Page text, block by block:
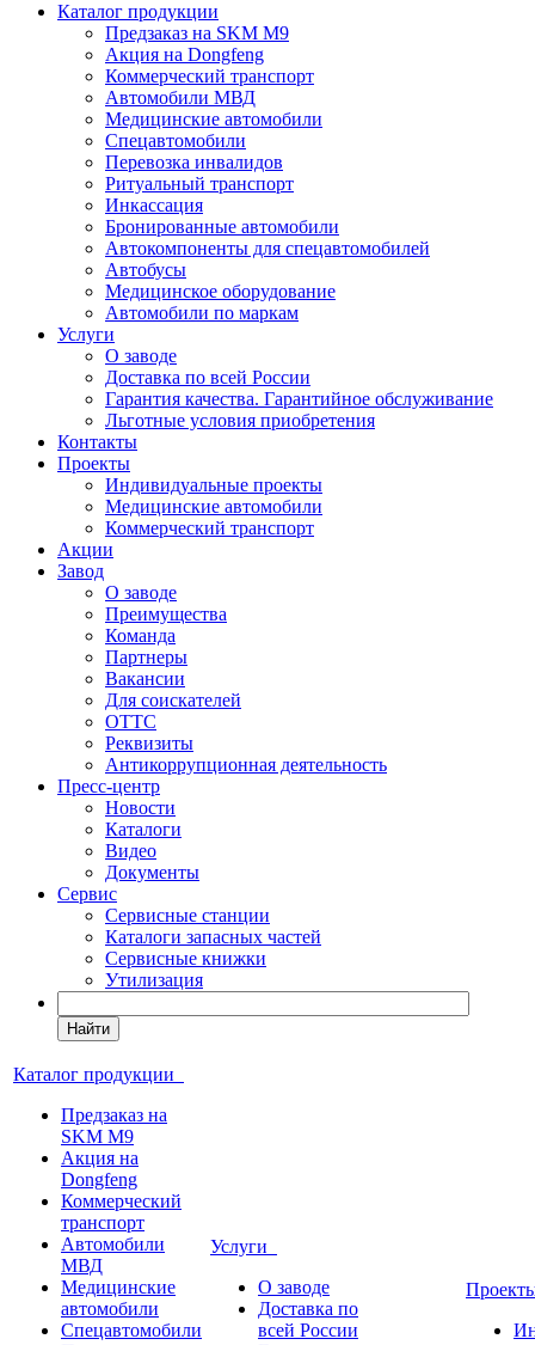
Каталог продукции
Предзаказ на SKM M9
Акция на Dongfeng
Коммерческий транспорт
Автомобили МВД
Медицинские автомобили
Спецавтомобили
Перевозка инвалидов
Ритуальный транспорт
Инкассация
Бронированные автомобили
Автокомпоненты для спецавтомобилей
Автобусы
Медицинское оборудование
Автомобили по маркам
Услуги
О заводе
Доставка по всей России
Гарантия качества. Гарантийное обслуживание
Льготные условия приобретения
Контакты
Проекты
Индивидуальные проекты
Медицинские автомобили
Коммерческий транспорт
Акции
Завод
О заводе
Преимущества
Команда
Партнеры
Вакансии
Для соискателей
ОТТС
Реквизиты
Антикоррупционная деятельность
Пресс-центр
Новости
Каталоги
Видео
Документы
Сервис
Сервисные станции
Каталоги запасных частей
Сервисные книжки
Утилизация
Найти
Каталог продукции
Предзаказ на
SKM M9
Акция на
Dongfeng
Коммерческий
транспорт
Автомобили
МВД
Медицинские
автомобили
Спецавтомобили
Услуги
О заводе
Доставка по
всей России